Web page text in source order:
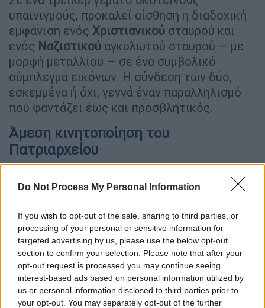
Do Not Process My Personal Information
If you wish to opt-out of the sale, sharing to third parties, or
processing of your personal or sensitive information for
targeted advertising by us, please use the below opt-out
section to confirm your selection. Please note that after your
opt-out request is processed you may continue seeing
interest-based ads based on personal information utilized by
us or personal information disclosed to third parties prior to
your opt-out. You may separately opt-out of the further
υπαινιγμούς, προκαλεί αίσθηση η διαδοχική
εμφάνιση ενός Χριστιανικού σταυρού και
ενός Ναζιστικού αγκυλωτού σταυρού — με
μορφή μεταλλίου — σε ένα συμβολικό
σύμπλεγμα εικόνων. Η σύνδεση των δύο,
εσκεμμένα ή όχι, γεννά έναν παραλληλισμό
που φαντάζει έως και προσβλητικός.
Άμεση κινητοποίηση του
Πατριαρχείου
Πατριαρχείου ήταν άμεση. Η χρήση του
αφίσα όπου «το βασικό θέμα της είναι τα
φαντάσματα των ορφανών παιδιών», αλλά
και η χρησιμοποίηση του τίτλου, των
εικόνων και του ίδιου του κτηρίου του
Ορφανοτροφείου Πριγκήπου, αποτέλεσαν
νομικό και ηθικό προπέτασμα ενστάσεων.